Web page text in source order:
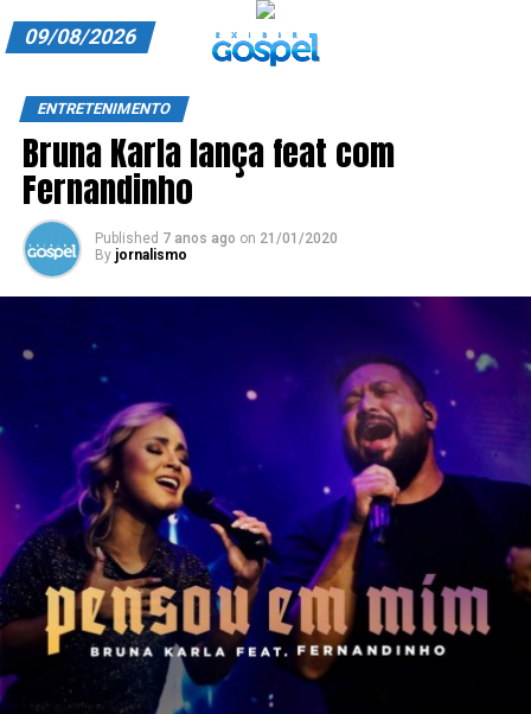
ANUNCIE CONOSCO
ASSINE
CARRINHO
EDITORIAL
ENTREVISTAS
EXPEDIENTE
FINALIZAR COMPRA
HOME
LANÇAMENTOS
09/08/2026
ENTRETENIMENTO
Bruna Karla lança feat com
Fernandinho
Published 7 anos ago on 21/01/2020
By jornalismo